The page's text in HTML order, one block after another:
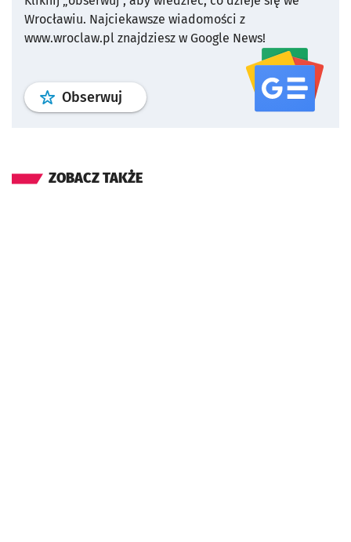
Wrocławiu. Najciekawsze wiadomości z
www.wroclaw.pl znajdziesz w Google News!
Obserwuj profil serwisu
ZOBACZ TAKŻE